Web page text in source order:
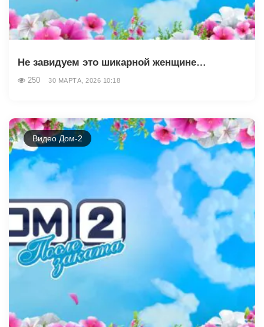
Не завидуем это шикарной женщине…
250 30 МАРТА, 2026 10:18
Видео Дом-2